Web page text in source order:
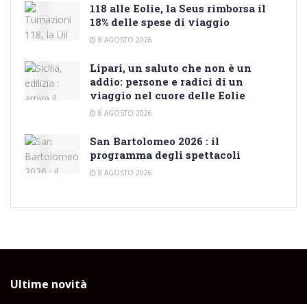
118 alle Eolie, la Seus rimborsa il
18% delle spese di viaggio
8 AGOSTO 2026
Lipari, un saluto che non è un
addio: persone e radici di un
viaggio nel cuore delle Eolie
8 AGOSTO 2026
San Bartolomeo 2026 : il
programma degli spettacoli
8 AGOSTO 2026
Ultime novità